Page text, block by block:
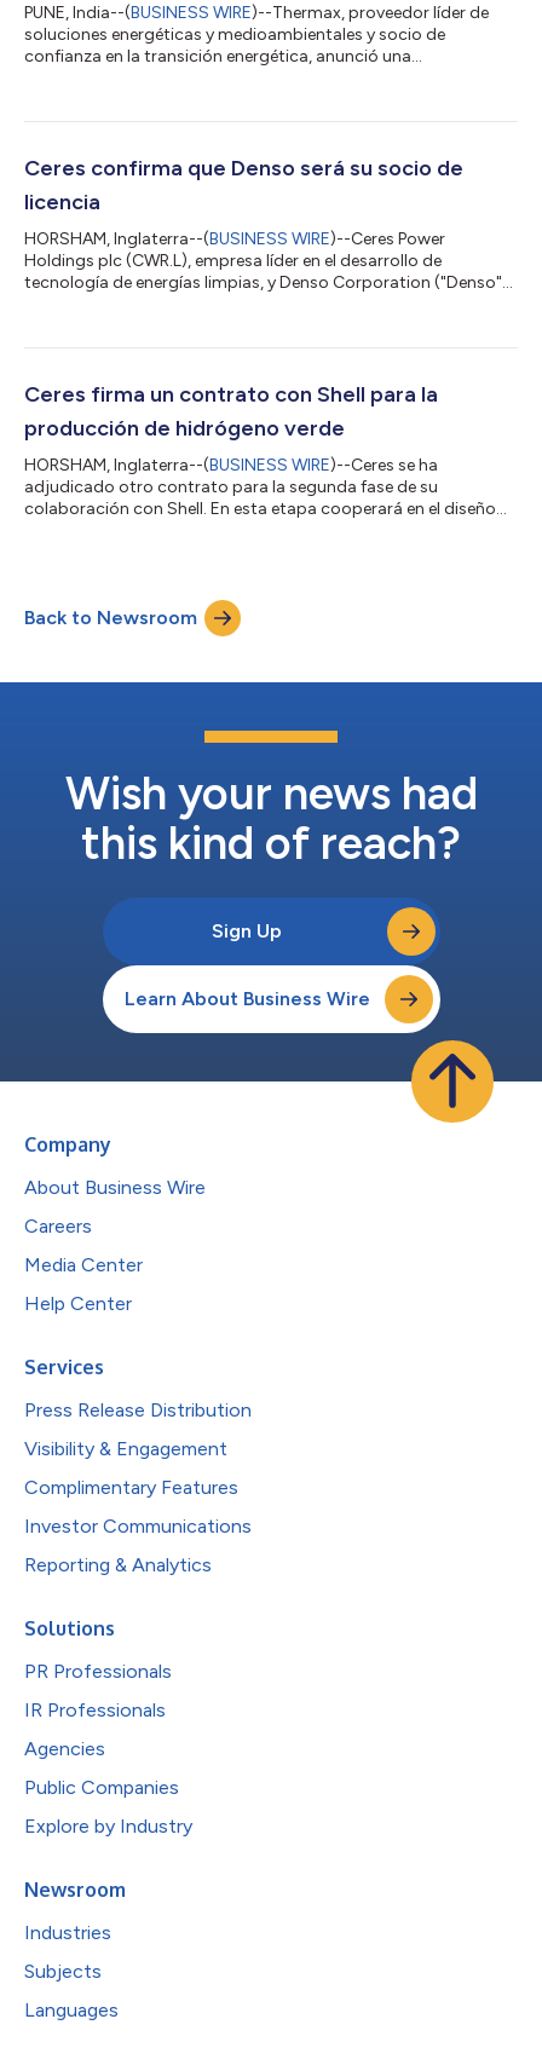
PUNE, India--(BUSINESS WIRE)--Thermax, proveedor líder de
soluciones energéticas y medioambientales y socio de
confianza en la transición energética, anunció una
limpia. Las dos empresas firmaron un acuerdo de licencia
servicios de mantenimiento de módulos de matriz apilada
(SAM) basados en la avanzada tecnología de...
Ceres confirma que Denso será su socio de
licencia
HORSHAM, Inglaterra--(BUSINESS WIRE)--Ceres Power
Holdings plc (CWR.L), empresa líder en el desarrollo de
tecnología de energías limpias, y Denso Corporation ("Denso"),
fabricación de celdas electrolíticas de óxido sólido patentadas
modo, se proporcionan detalles adicionales al anuncio previo
Ceres firma un contrato con Shell para la
producción de hidrógeno verde
HORSHAM, Inglaterra--(BUSINESS WIRE)--Ceres se ha
adjudicado otro contrato para la segunda fase de su
colaboración con Shell. En esta etapa cooperará en el diseño
trabaja con Shell desde 2022, lo que ha llevado a la
implantación de un sistema SOEC de 1 MW en las instalaciones
de I+D de Shell en Bangalore (India). Sobre l...
Back to Newsroom
Wish your news had
this kind of reach?
Sign Up
Learn About Business Wire
Company
About Business Wire
Careers
Media Center
Help Center
Services
Press Release Distribution
Visibility & Engagement
Complimentary Features
Investor Communications
Reporting & Analytics
Solutions
PR Professionals
IR Professionals
Agencies
Public Companies
Explore by Industry
Newsroom
Industries
Subjects
Languages